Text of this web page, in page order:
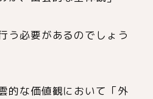
う必要があるのでしょう
的な価値観において「外